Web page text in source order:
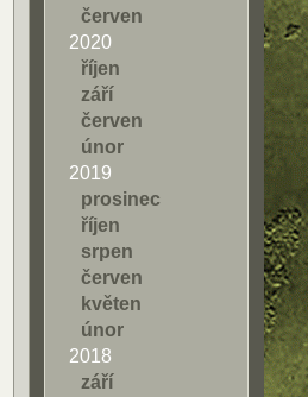
červen
2020
říjen
září
červen
únor
2019
prosinec
říjen
srpen
červen
květen
únor
2018
září